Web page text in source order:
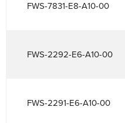
FWS-7831-E8-A10-00
FWS-2292-E6-A10-00
FWS-2291-E6-A10-00